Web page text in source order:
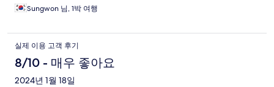
Sungwon 님, 1박 여행
실제 이용 고객 후기
8/10 - 매우 좋아요
2024년 1월 18일